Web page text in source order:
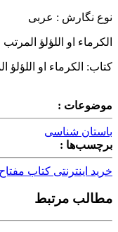
نوع نگارش : عربی
الكرماء او اللؤلؤ
كتاب: الكرماء او
موضوعات :
باستان شناسی
برچسب‌ها :
خرید اینترنتی کتاب
مطالب مرتبط